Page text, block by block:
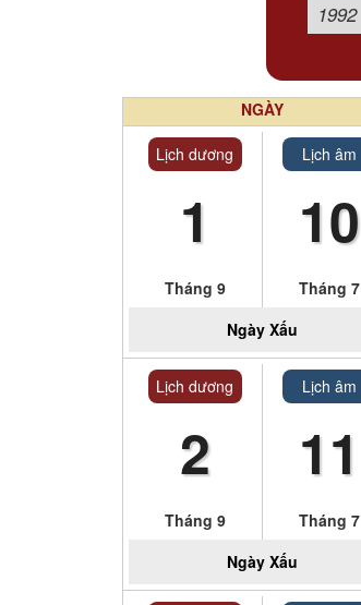
NGÀY
Lịch dương
1
Tháng 9
Lịch âm
10
Tháng 7
Ngày Xấu
Lịch dương
2
Tháng 9
Lịch âm
11
Tháng 7
Ngày Xấu